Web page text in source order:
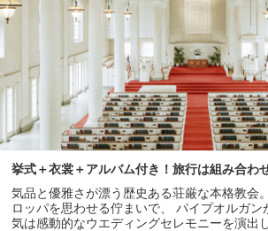
挙式＋衣裳＋アルバム付き！旅行は組み合わ
気品と優雅さが漂う歴史ある荘厳な本格教会
ロッパを思わせる佇まいで、 パイプオルガン
気は感動的なウエディングセレモニーを演出